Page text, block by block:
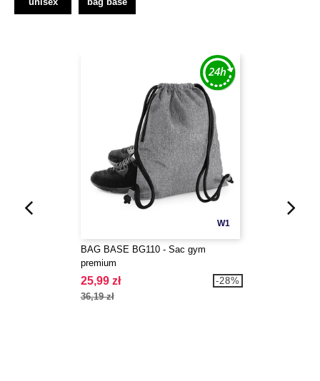
W1
BAG BASE BG110 - Sac gym
premium
25,99 zł
36,19 zł
-28%